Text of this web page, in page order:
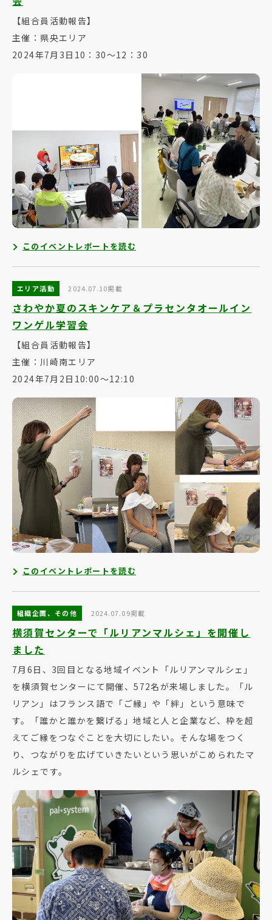
【組合員活動報告】
主催：県央エリア
2024年7月3日10：30～12：30
このイベントレポートを読む
エリア活動 2024.07.10掲載
さわやか夏のスキンケア＆プラセンタオールイン
ワンゲル学習会
【組合員活動報告】
主催：川崎南エリア
2024年7月2日10:00～12:10
このイベントレポートを読む
組織企画、その他 2024.07.09掲載
横須賀センターで「ルリアンマルシェ」を開催し
ました
7月6日、3回目となる地域イベント「ルリアンマルシェ」
を横須賀センターにて開催、572名が来場しました。「ル
リアン」はフランス語で「ご縁」や「絆」という意味で
す。「誰かと誰かを繋げる」地域と人と企業など、枠を超
えてご縁をつなぐことを大切にしたい。そんな場をつく
り、つながりを広げていきたいという思いがこめられたマ
ルシェです。